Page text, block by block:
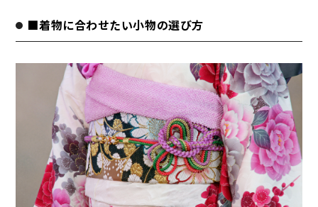
■着物に合わせたい小物の選び方